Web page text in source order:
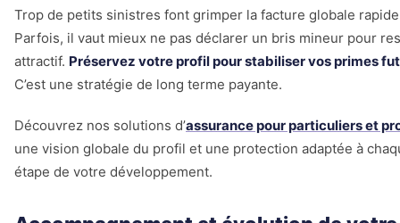
Trop de petits sinistres font grimper la facture globale
Parfois, il vaut mieux ne pas déclarer un bris mineur pour
attractif. Préservez votre profil pour stabiliser vos primes
C’est une stratégie de long terme payante.
Découvrez nos solutions d’assurance pour particuliers et
une vision globale du profil et une protection adaptée à
étape de votre développement.